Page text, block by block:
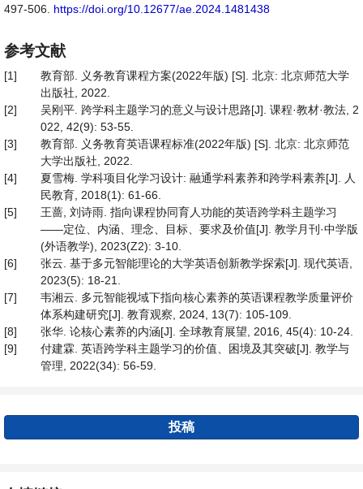
497-506. https://doi.org/10.12677/ae.2024.1481438
参考文献
[1]
教育部. 义务教育课程方案(2022年版) [S]. 北京: 北京师范大学
出版社, 2022.
[2]
吴刚平. 跨学科主题学习的意义与设计思路[J]. 课程·教材·教法, 2
022, 42(9): 53-55.
[3]
教育部. 义务教育英语课程标准(2022年版) [S]. 北京: 北京师范
大学出版社, 2022.
[4]
夏雪梅. 学科项目化学习设计: 融通学科素养和跨学科素养[J]. 人
民教育, 2018(1): 61-66.
[5]
王蔷, 刘诗雨. 指向课程协同育人功能的英语跨学科主题学习
——定位、内涵、理念、目标、要求及价值[J]. 教学月刊·中学版
(外语教学), 2023(Z2): 3-10.
[6]
张云. 基于多元智能理论的大学英语创新教学探索[J]. 现代英语,
2023(5): 18-21.
[7]
韦湘云. 多元智能视域下指向核心素养的英语课程教学质量评价
体系构建研究[J]. 教育观察, 2024, 13(7): 105-109.
[8]
张华. 论核心素养的内涵[J]. 全球教育展望, 2016, 45(4): 10-24.
[9]
付建霖. 英语跨学科主题学习的价值、困境及其突破[J]. 教学与
管理, 2022(34): 56-59.
投稿